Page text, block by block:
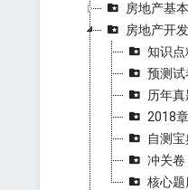
房地产基
房地产开
知识点
预测试
历年真
2018
自测宝
冲关卷
核心题